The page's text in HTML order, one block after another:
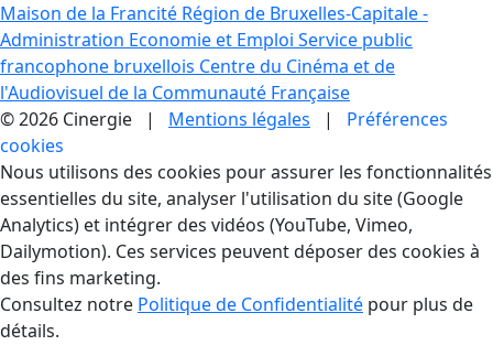
Maison de la Francité Région de Bruxelles-Capitale -
Administration Economie et Emploi Service public
francophone bruxellois Centre du Cinéma et de
l'Audiovisuel de la Communauté Française
© 2026 Cinergie | Mentions légales | Préférences
cookies
Gestion des Cookies
Nous utilisons des cookies pour assurer les fonctionnalités
essentielles du site, analyser l'utilisation du site (Google
Analytics) et intégrer des vidéos (YouTube, Vimeo,
Dailymotion). Ces services peuvent déposer des cookies à
des fins marketing.
Consultez notre Politique de Confidentialité pour plus de
détails.